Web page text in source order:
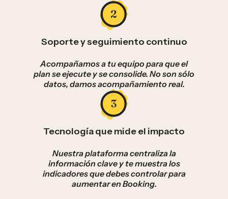
Soporte y seguimiento continuo
Acompañamos a tu equipo para que el
plan se ejecute y se consolide. No son sólo
datos, damos acompañamiento real.
Tecnología que mide el impacto
Nuestra plataforma centraliza la
información clave y te muestra los
indicadores que debes controlar para
aumentar en Booking.